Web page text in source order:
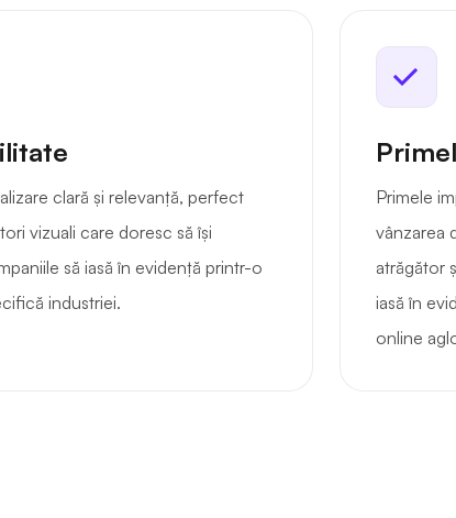
clară și relevanță, perfect
vizuali care doresc să își
să iasă în evidență printr-o
industriei.
Primele
vânzarea
atrăgător
iasă în
online